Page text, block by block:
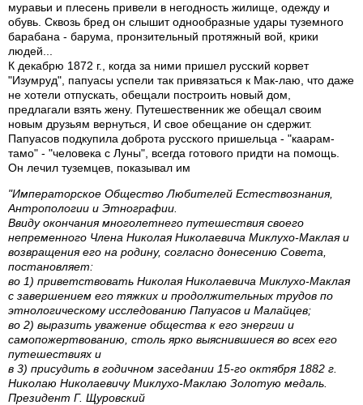
муравьи и плесень привели в негодность жилище, одежду и
обувь. Сквозь бред он слышит однообразные удары туземного
барабана - барума, пронзительный протяжный вой, крики
людей...
К декабрю 1872 г., когда за ними пришел русский корвет
"Изумруд", папуасы успели так привязаться к Мак-лаю, что даже
не хотели отпускать, обещали построить новый дом,
предлагали взять жену. Путешественник же обещал своим
новым друзьям вернуться, И свое обещание он сдержит.
Папуасов подкупила доброта русского пришельца - "каарам-
тамо" - "человека с Луны", всегда готового придти на помощь.
Он лечил туземцев, показывал им
"Императорское Общество Любителей Естествознания,
Антропологии и Этнографии.
Ввиду окончания многолетнего путешествия своего
непременного Члена Николая Николаевича Миклухо-Маклая и
возвращения его на родину, согласно донесению Совета,
постановляет:
во 1) приветствовать Николая Николаевича Миклухо-Маклая
с завершением его тяжких и продолжительных трудов по
этнологическому исследованию Папуасов и Малайцев;
во 2) выразить уважение общества к его энергии и
самопожертвованию, столь ярко выяснившиеся во всех его
путешествиях и
в 3) присудить в годичном заседании 15-го октября 1882 г.
Николаю Николаевичу Миклухо-Маклаю Золотую медаль.
Президент Г. Щуровский